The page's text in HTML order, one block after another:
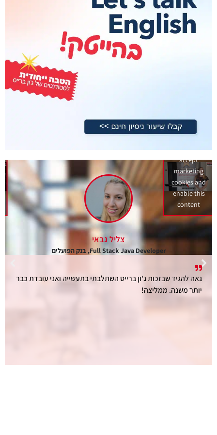
צליל גבאי
Full Stack Java Developer, בנק הפועלים
Click to
accept
marketing
cookies and
enable this
content
גאה להגיד שבזכות ג'ון ברייס השתלבתי בתעשייה ואני עובדת כבר
יותר משנה. ממליצה!